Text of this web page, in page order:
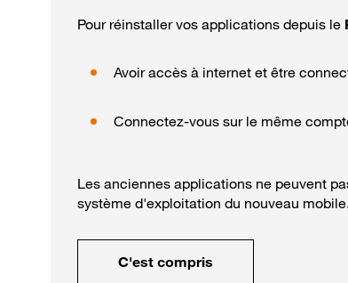
Pour réinstaller vos applications depuis le
Avoir accès à internet et être
Connectez-vous sur le même
Les anciennes applications ne peuvent
système d'exploitation du nouveau mobile.
C'est compris